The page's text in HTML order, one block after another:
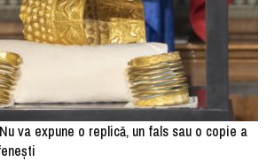
va expune o replică, un fals sau o copie a